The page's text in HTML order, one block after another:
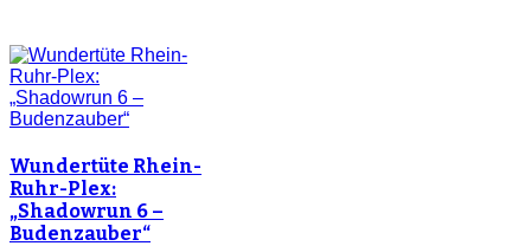
Wundertüte Rhein-
Ruhr-Plex:
„Shadowrun 6 –
Budenzauber“